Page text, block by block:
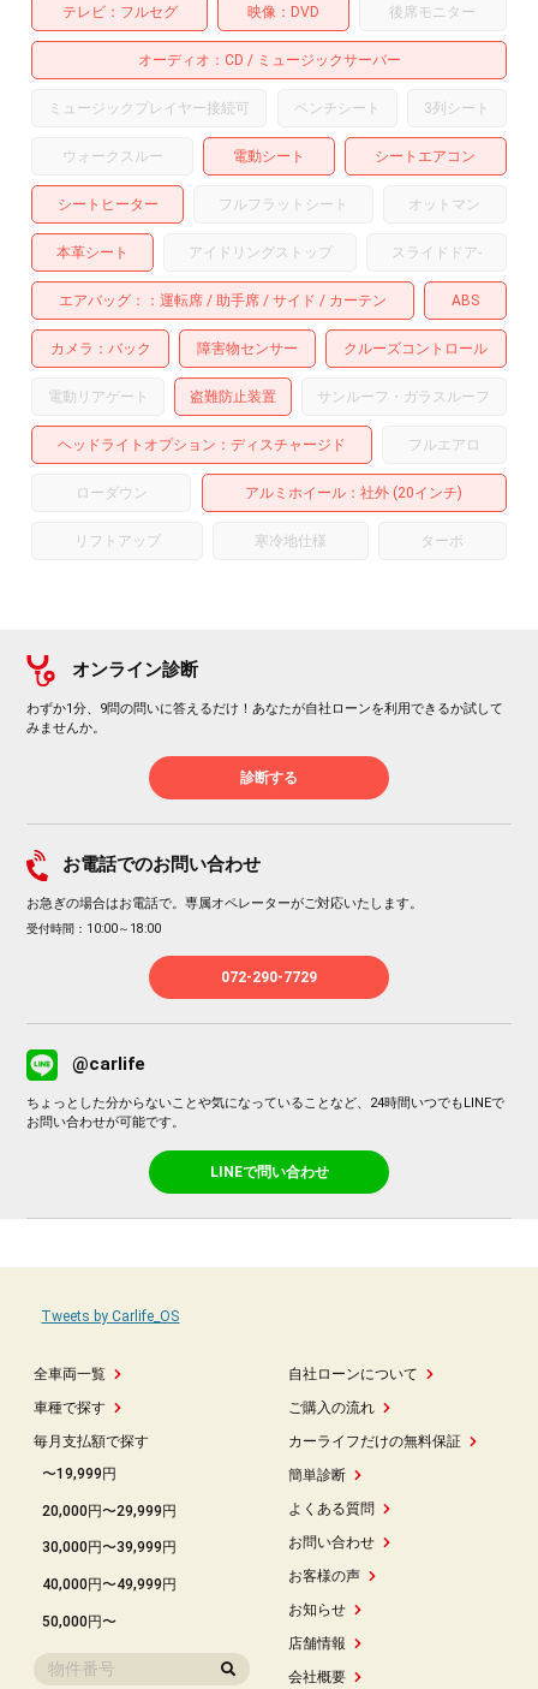
テレビ フルセグ 映像 DVD 後席モニター
オーディオ CD ミュージックサーバー
ミュージックプレイヤー接続可 ベンチシート 3列シート
ウォークスルー 電動シート シートエアコン
シートヒーター フルフラットシート オットマン
本革シート アイドリングストップ スライドドア-
エアバッグ： 運転席 助手席 サイド カーテン ABS
カメラ バック 障害物センサー クルーズコントロール
電動リアゲート 盗難防止装置 サンルーフ・ガラスルーフ
ヘッドライトオプション ディスチャージド フルエアロ
ローダウン アルミホイール ：社外 (20インチ)
リフトアップ 寒冷地仕様 ターボ
オンライン診断
わずか1分、9問の問いに答えるだけ！あなたが自社ローンを利用できるか試して
みませんか。
診断する
お電話でのお問い合わせ
お急ぎの場合はお電話で。専属オペレーターがご対応いたします。
受付時間：10:00～18:00
072-290-7729
@carlife
ちょっとした分からないことや気になっていることなど、24時間いつでもLINEで
お問い合わせが可能です。
LINEで問い合わせ
全車両一覧
車種で探す
毎月支払額で探す
〜19,999円
20,000円〜29,999円
30,000円〜39,999円
40,000円〜49,999円
50,000円〜
自社ローンについて
ご購入の流れ
カーライフだけの無料保証
簡単診断
よくある質問
お問い合わせ
お客様の声
お知らせ
店舗情報
会社概要
Tweets by Carlife_OS